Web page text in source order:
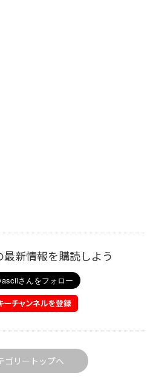
新情報を購読しよう
ゴリートップへ